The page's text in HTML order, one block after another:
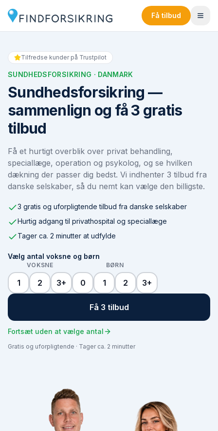
Få tilbud
Tilfredse kunder på Trustpilot
SUNDHEDSFORSIKRING · DANMARK
Sundhedsforsikring —
sammenlign og få 3 gratis
tilbud
Få et hurtigt overblik over privat behandling,
speciallæge, operation og psykolog, og se hvilken
dækning der passer dig bedst. Vi indhenter 3 tilbud fra
danske selskaber, så du nemt kan vælge den billigste.
3 gratis og uforpligtende tilbud fra danske selskaber
Hurtig adgang til privathospital og speciallæge
Tager ca. 2 minutter at udfylde
Vælg antal voksne og børn
VOKSNE
1 2 3+
BØRN
0 1 2 3+
Få 3 tilbud
Fortsæt uden at vælge antal
Gratis og uforpligtende · Tager ca. 2 minutter